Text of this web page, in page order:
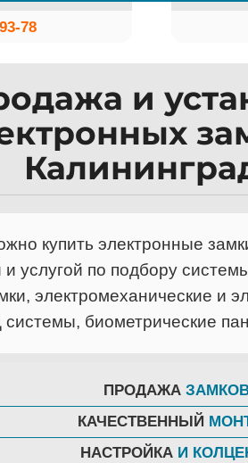
78
и
купить электронные
и услугой по подбору
электромеханические и
биометрические
ПРОДАЖА
КАЧЕСТВЕННЫЙ
НАСТРОЙКА И